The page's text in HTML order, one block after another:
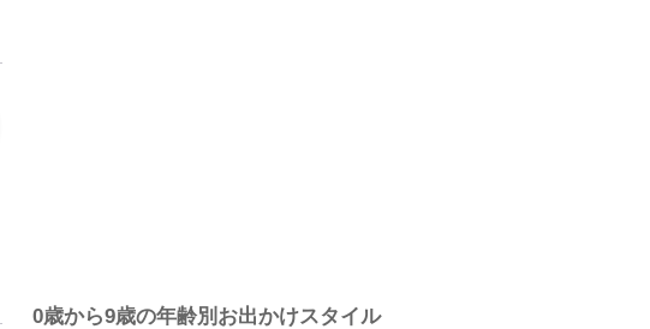
0歳から9歳の年齢別お出かけスタイル